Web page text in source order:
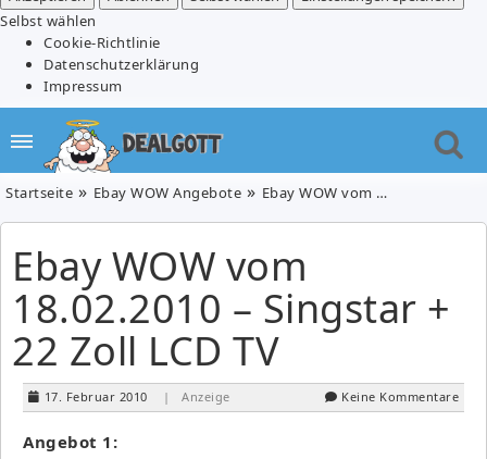
Selbst wählen
Cookie-Richtlinie
Datenschutzerklärung
Impressum
Startseite Ebay WOW Angebote Ebay WOW vom 18.02.2010 – Singstar + 22 Zoll LCD TV
Ebay WOW vom
18.02.2010 – Singstar +
22 Zoll LCD TV
17. Februar 2010 | Anzeige Keine Kommentare
Angebot 1: